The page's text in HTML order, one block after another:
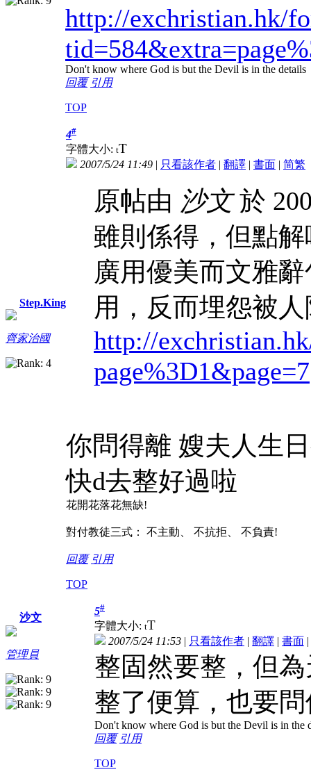
http://exchristian.hk/
Don't know where God is but the Devil is in the details
回覆 引用
TOP
Step.King
齊家治國
4#
字體大小: tT
2007/5/24 11:49 | 只看該作者 | 翻譯 | 書面 | 简繁
原帖由 沙文於
雖則係得，但點
廣用優美而文雅
用，反而埋怨被
http://
page%3D1&page=7
你問得離 嫂夫人生
快d去整好過啦
花開花落花無缺!
對付教徒三式： 不主動、 不抗拒、 不負責!
回覆 引用
TOP
沙文
管理員
5#
字體大小: tT
2007/5/24 11:53 | 只看該作者 | 翻譯 | 書面 |
整固然要整，但
整了便算，也要
Don't know where God is but the Devil is in the
回覆 引用
TOP